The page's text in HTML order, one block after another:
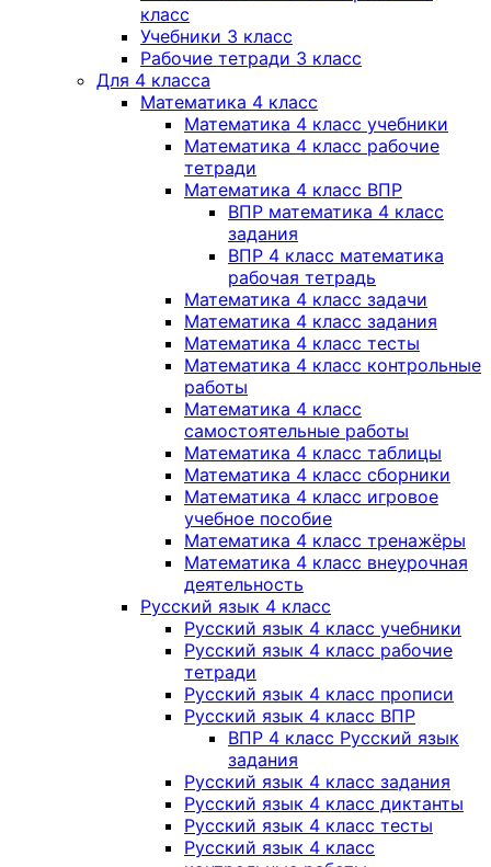
класс
Учебники 3 класс
Рабочие тетради 3 класс
Для 4 класса
Математика 4 класс
Математика 4 класс учебники
Математика 4 класс рабочие
тетради
Математика 4 класс ВПР
ВПР математика 4 класс
задания
ВПР 4 класс математика
рабочая тетрадь
Математика 4 класс задачи
Математика 4 класс задания
Математика 4 класс тесты
Математика 4 класс контрольные
работы
Математика 4 класс
самостоятельные работы
Математика 4 класс таблицы
Математика 4 класс сборники
Математика 4 класс игровое
учебное пособие
Математика 4 класс тренажёры
Математика 4 класс внеурочная
деятельность
Русский язык 4 класс
Русский язык 4 класс учебники
Русский язык 4 класс рабочие
тетради
Русский язык 4 класс прописи
Русский язык 4 класс ВПР
ВПР 4 класс Русский язык
задания
Русский язык 4 класс задания
Русский язык 4 класс диктанты
Русский язык 4 класс тесты
Русский язык 4 класс